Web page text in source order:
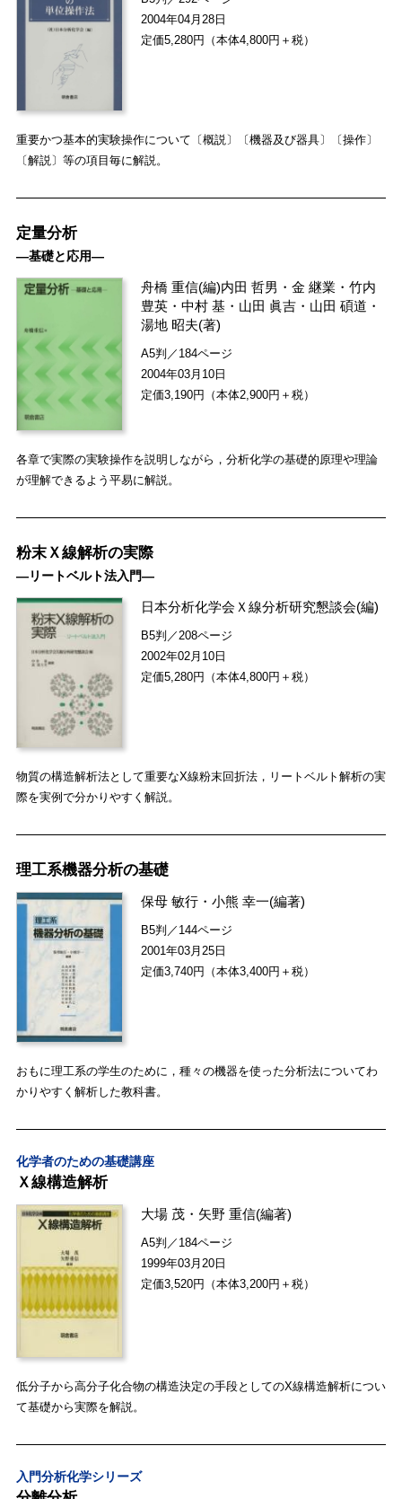
2004年04月28日
定価5,280円（本体4,800円＋税）
重要かつ基本的実験操作について〔概説〕〔機器及び器具〕〔操作〕
〔解説〕等の項目毎に解説。
定量分析
―基礎と応用―
舟橋 重信(編)内田 哲男 ・金 継業 ・竹内
豊英 ・中村 基 ・ 山田 眞吉 ・ 山田 碩道 ・
湯地 昭夫(著)
A5判／184ページ
2004年03月10日
定価3,190円（本体2,900円＋税）
各章で実際の実験操作を説明しながら，分析化学の基礎的原理や理論
が理解できるよう平易に解説。
粉末Ｘ線解析の実際
―リートベルト法入門―
日本分析化学会Ｘ線分析研究懇談会(編)
B5判／208ページ
2002年02月10日
定価5,280円（本体4,800円＋税）
物質の構造解析法として重要なX線粉末回折法，リートベルト解析の実
際を実例で分かりやすく解説。
理工系機器分析の基礎
保母 敏行 ・小熊 幸一(編著)
B5判／144ページ
2001年03月25日
定価3,740円（本体3,400円＋税）
おもに理工系の学生のために，種々の機器を使った分析法についてわ
かりやすく解析した教科書。
化学者のための基礎講座
Ｘ線構造解析
大場 茂 ・ 矢野 重信(編著)
A5判／184ページ
1999年03月20日
定価3,520円（本体3,200円＋税）
低分子から高分子化合物の構造決定の手段としてのX線構造解析につい
て基礎から実際を解説。
入門分析化学シリーズ